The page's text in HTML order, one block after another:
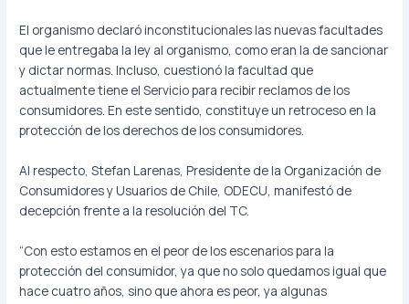
El organismo declaró inconstitucionales las nuevas facultades
que le entregaba la ley al organismo, como eran la de sancionar
y dictar normas. Incluso, cuestionó la facultad que
actualmente tiene el Servicio para recibir reclamos de los
consumidores. En este sentido, constituye un retroceso en la
protección de los derechos de los consumidores.
Al respecto, Stefan Larenas, Presidente de la Organización de
Consumidores y Usuarios de Chile, ODECU, manifestó de
decepción frente a la resolución del TC.
“Con esto estamos en el peor de los escenarios para la
protección del consumidor, ya que no solo quedamos igual que
hace cuatro años, sino que ahora es peor, ya algunas